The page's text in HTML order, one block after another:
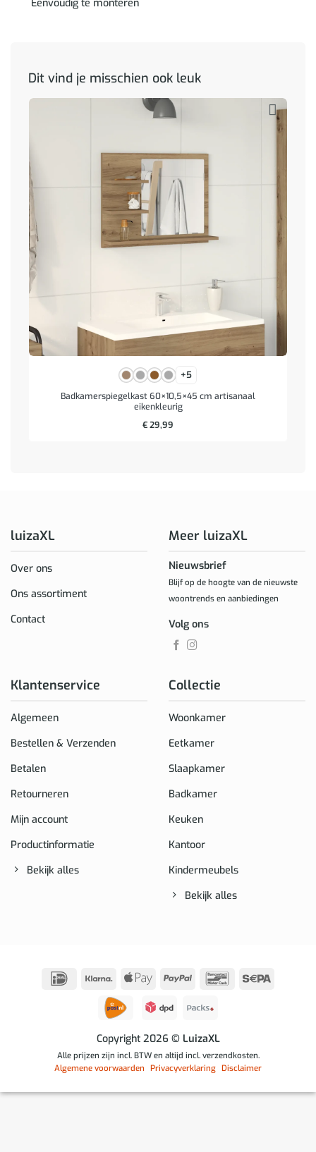
Eenvoudig te monteren
Dit vind je misschien ook leuk
+5
Badkamerspiegelkast 60×10,5×45 cm artisanaal
eikenkleurig
€29,99
luizaXL
Over ons
Ons assortiment
Contact
Klantenservice
Algemeen
Bestellen & Verzenden
Betalen
Retourneren
Mijn account
Productinformatie
Bekijk alles
Collectie
Woonkamer
Eetkamer
Slaapkamer
Badkamer
Keuken
Kantoor
Kindermeubels
Bekijk alles
Meer luizaXL
Nieuwsbrief
Blijf op de hoogte van de nieuwste
woontrends en aanbiedingen
Volg ons
IDeal Klarna
Apple
PayPal BancontactSepa
Copyright 2026 © LuizaXL
Alle prijzen zijn incl. BTW en altijd incl. verzendkosten.
Algemene voorwaarden Privacyverklaring Disclaimer